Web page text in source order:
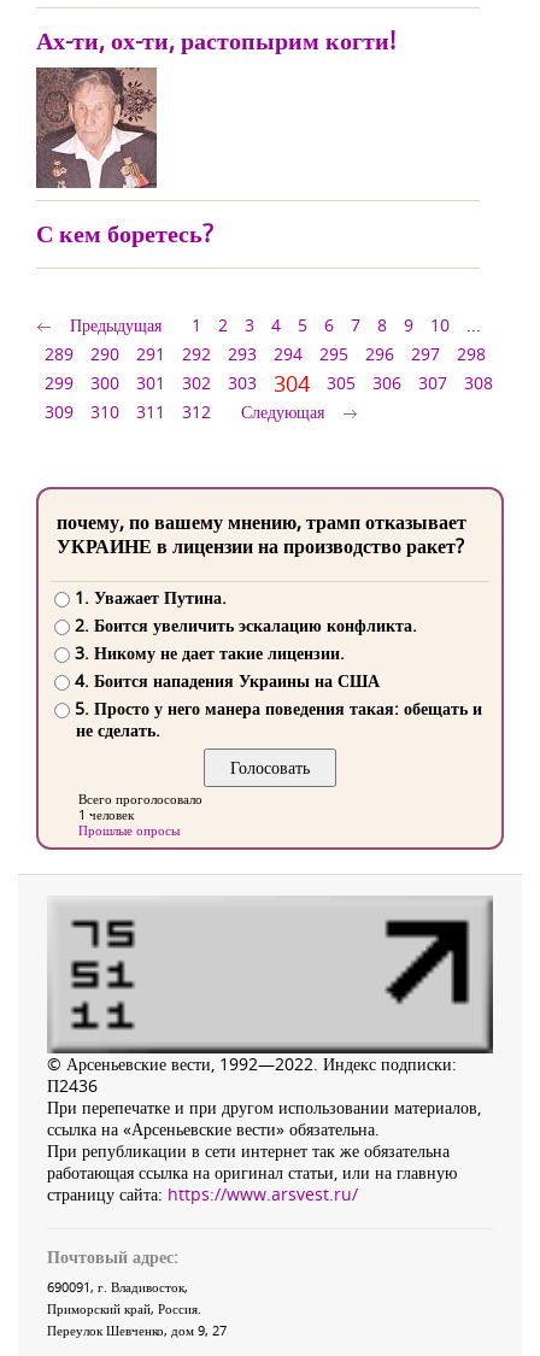
Ах-ти, ох-ти, растопырим когти!
С кем боретесь?
Предыдущая 1 2 3 4 5 6 7 8 9 10
...
289
290 291 292 293 294 295 296 297
298
299
300 301 302 303 304 305 306 307
308
309
310 311 312 Следующая
почему, по вашему мнению, трамп отказывает
УКРАИНЕ в лицензии на производство ракет?
1. Уважает Путина.
2. Боится увеличить эскалацию конфликта.
3. Никому не дает такие лицензии.
4. Боится нападения Украины на США
5. Просто у него манера поведения такая: обещать и
не сделать.
Всего проголосовало
1 человек
Прошлые опросы
© Арсеньевские вести, 1992—2022. Индекс подписки:
П2436
При перепечатке и при другом использовании материалов,
ссылка на «Арсеньевские вести» обязательна.
При републикации в сети интернет так же обязательна
работающая ссылка на оригинал статьи, или на главную
страницу сайта: https://www.arsvest.ru/
Почтовый адрес:
690091, г. Владивосток,
Приморский край, Россия
Переулок Шевченко, дом 9, 27